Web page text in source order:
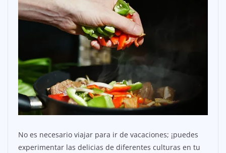
No es necesario viajar para ir de vacaciones; ¡puedes
experimentar las delicias de diferentes culturas en tu